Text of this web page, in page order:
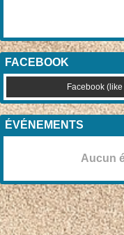
FACEBOOK
Facebook (like
ÉVÉNEMENTS
Aucun